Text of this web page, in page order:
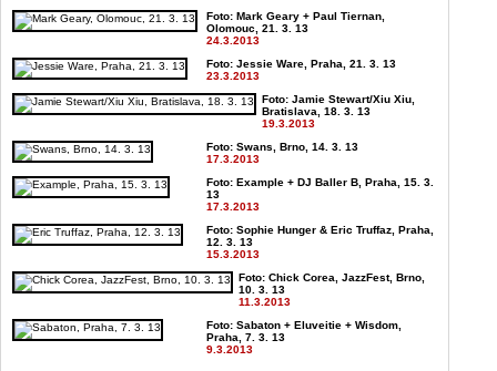
Foto: Mark Geary + Paul Tiernan,
Olomouc, 21. 3. 13
24.3.2013
Foto: Jessie Ware, Praha, 21. 3. 13
23.3.2013
Foto: Jamie Stewart/Xiu Xiu,
Bratislava, 18. 3. 13
19.3.2013
Foto: Swans, Brno, 14. 3. 13
17.3.2013
Foto: Example + DJ Baller B, Praha, 15. 3.
13
17.3.2013
Foto: Sophie Hunger & Eric Truffaz, Praha,
12. 3. 13
15.3.2013
Foto: Chick Corea, JazzFest, Brno,
10. 3. 13
11.3.2013
Foto: Sabaton + Eluveitie + Wisdom,
Praha, 7. 3. 13
9.3.2013